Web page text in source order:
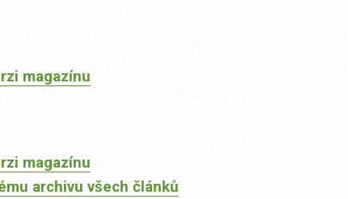
magazínu
magazínu
archivu všech článků